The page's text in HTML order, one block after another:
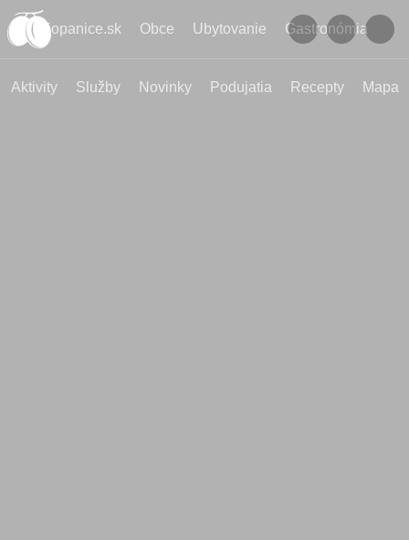
Kopanice.sk Obce Ubytovanie Gastronómia
Aktivity Služby Novinky Podujatia Recepty Mapa